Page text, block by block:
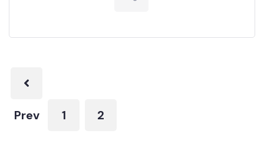
Prev 1 2